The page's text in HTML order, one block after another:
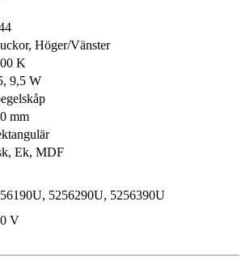
Höger/Vänster
K
9,5 W
mm
Ek, MDF
5256290U, 5256390U
V